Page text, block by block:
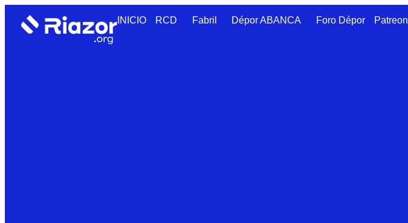
INICIO RCD Fabril Dépor ABANCA Foro Dépor Patreon